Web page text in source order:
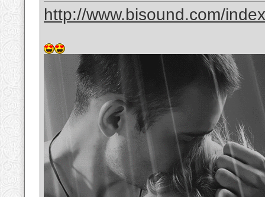
http://www.bisound.com/